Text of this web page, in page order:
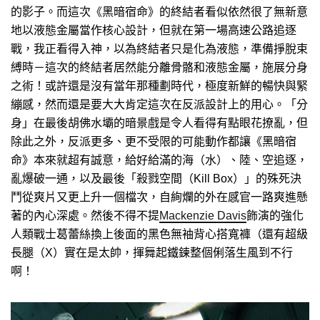
的影子。而這次《黑暗宿命》的終結者看似依然很了無新意
地以液態金屬當作核心設計，但就在第一場高速公路追逐
戰，我正看得入神，以為終結者只是化為液態，準備掙脫束
縛時－這次的終結者居然能分離骨骼和液態金屬，施展分身
之術！或許還是沒有當年那種劃時代，極度新鮮的暢快與緊
繃感，然而還是要大大肯定這次在反派設計上的用心。「分
身」在最後胡佛水壩的暗景戲是令人看得有點眼花撩亂，但
除此之外，反派更多、更不受限的可能動作都讓《黑暗宿
命》本來就超有誠意，給好給滿的海（水）、陸、空追逐，
亂爆破一通，以及最後「殺戮空間（Kill Box）」的殊死決
鬥從爽片又更上升一個檔次，自絢爛的外在感官一路爽進懸
著的內心深處。然後不得不提Mackenzie Davis飾演的強化
人類戰士葛蕾絲換上後面的黑色無袖背心搭寬褲（還有超級
長腿（X）實在是太帥，揮舞起鐵鍊整個俐落生風到不行
啊！